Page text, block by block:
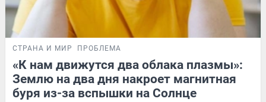
СТРАНА И МИР ПРОБЛЕМА
«К нам движутся два облака плазмы»:
Землю на два дня накроет магнитная
буря из-за вспышки на Солнце